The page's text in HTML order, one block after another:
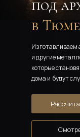
под
в
Изготавливаем
и другие
которые
дома и  будут